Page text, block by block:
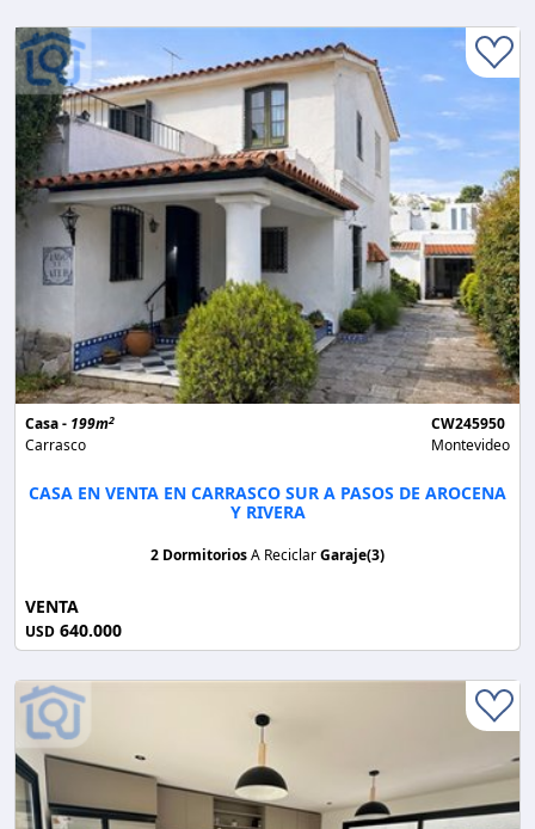
Casa - 199m2
Carrasco
CW245950
Montevideo
CASA EN VENTA EN CARRASCO SUR A PASOS DE AROCENA
Y RIVERA
2 DormitoriosA ReciclarGaraje(3)
VENTA
USD 640.000